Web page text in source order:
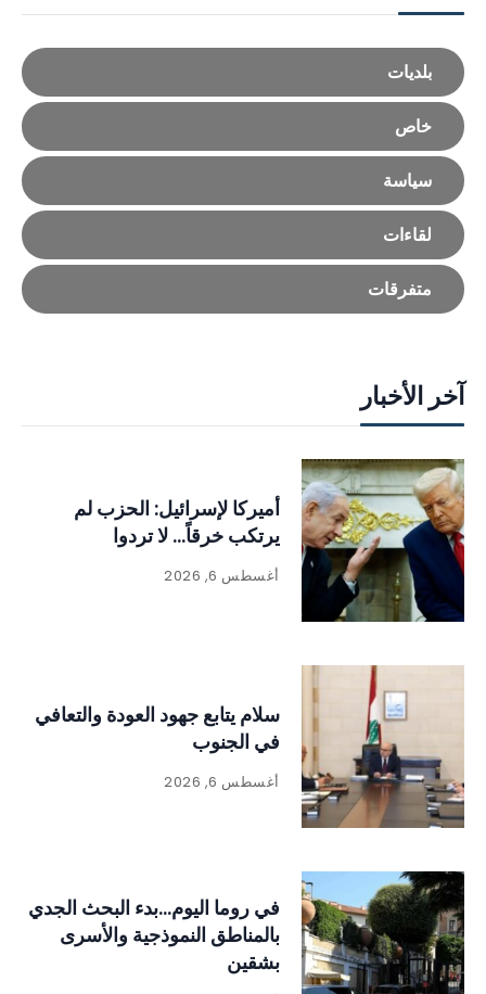
بلديات
خاص
سياسة
لقاءات
متفرقات
آخر الأخبار
أميركا لإسرائيل: الحزب لم
يرتكب خرقاً… لا تردوا
أغسطس 6, 2026
سلام يتابع جهود العودة والتعافي
في الجنوب
أغسطس 6, 2026
في روما اليوم…بدء البحث الجدي
بالمناطق النموذجية والأسرى
بشقين